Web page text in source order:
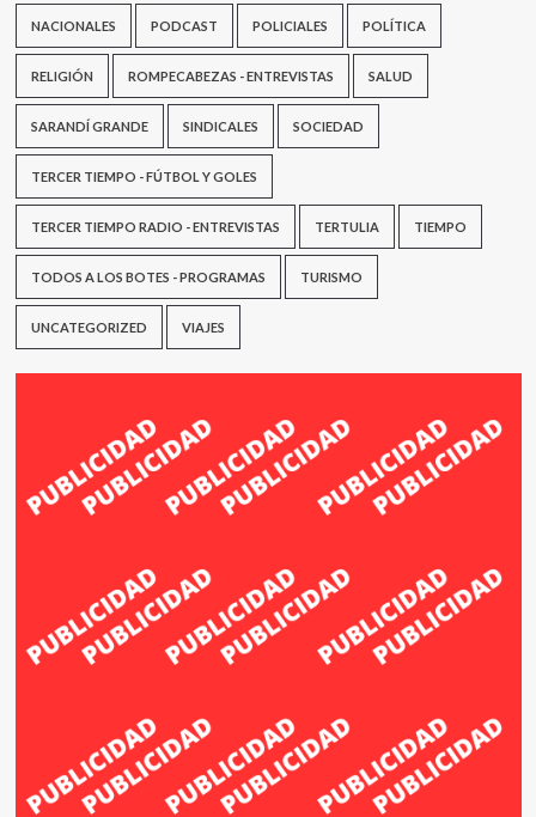
NACIONALES PODCAST POLICIALES POLÍTICA
RELIGIÓN ROMPECABEZAS - ENTREVISTAS SALUD
SARANDÍ GRANDE SINDICALES SOCIEDAD
TERCER TIEMPO - FÚTBOL Y GOLES
TERCER TIEMPO RADIO - ENTREVISTAS TERTULIA TIEMPO
TODOS A LOS BOTES - PROGRAMAS TURISMO
UNCATEGORIZED VIAJES